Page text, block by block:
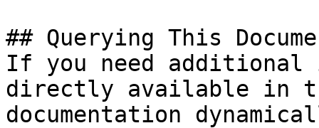
## Querying This
If you need
directly available in
documentation